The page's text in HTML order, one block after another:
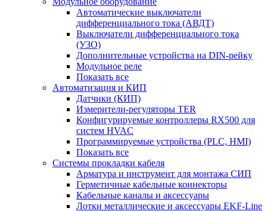
Автоматические выключатели
дифференциального тока (АВДТ)
Выключатели дифференциального тока
(УЗО)
Дополнительные устройства на DIN-рейку
Модульное реле
Показать все
Автоматизация и КИП
Датчики (КИП)
Измерители-регуляторы TER
Конфигурируемые контроллеры RX500 для
систем HVAC
Программируемые устройства (PLC, HMI)
Показать все
Системы прокладки кабеля
Арматура и инструмент для монтажа СИП
Герметичные кабельные коннекторы
Кабельные каналы и аксессуары
Лотки металлические и аксессуары EKF-Line